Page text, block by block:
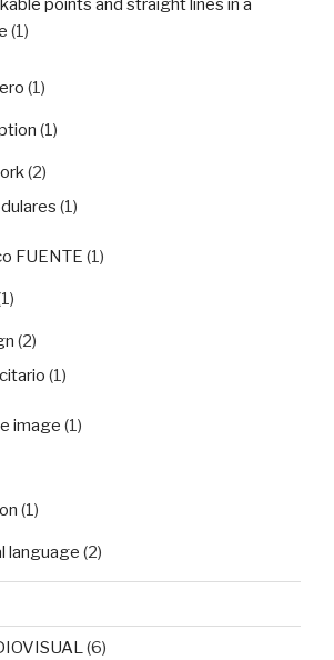
points and straight lines in a
(1)
(1)
(1)
(2)
(1)
FUENTE (1)
(2)
(1)
image (1)
(1)
language (2)
(6)